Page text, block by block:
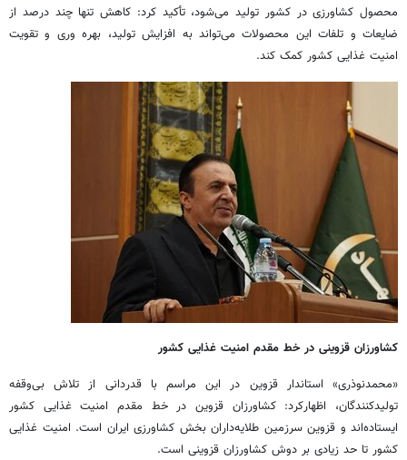
محصول کشاورزی در کشور تولید می‌شود، تأکید کرد: کاهش تنها چند درصد از
ضایعات و تلفات این محصولات می‌تواند به افزایش تولید، بهره وری و تقویت
امنیت غذایی کشور کمک کند.
کشاورزان قزوینی در خط مقدم امنیت غذایی کشور
«محمدنوذری» استاندار قزوین در این مراسم با قدردانی از تلاش بی‌وقفه
تولیدکنندگان، اظهارکرد: کشاورزان قزوین در خط مقدم امنیت غذایی کشور
ایستاده‌اند و قزوین سرزمین طلایه‌داران بخش کشاورزی ایران است. امنیت غذایی
کشور تا حد زیادی بر دوش کشاورزان قزوینی است.